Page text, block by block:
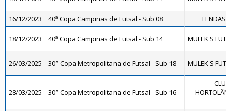
16/12/2023 40ª Copa Campinas de Futsal - Sub 08
18/12/2023 40ª Copa Campinas de Futsal - Sub 14 MULEK S
26/03/2025 30° Copa Metropolitana de Futsal - Sub 18 MULEK S
28/03/2025 30° Copa Metropolitana de Futsal - Sub 16